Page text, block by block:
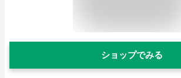
ショップでみる